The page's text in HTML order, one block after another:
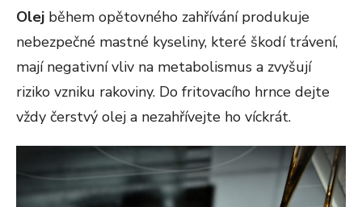
Olej během opětovného zahřívání produkuje
nebezpečné mastné kyseliny, které škodí trávení,
mají negativní vliv na metabolismus a zvyšují
riziko vzniku rakoviny. Do fritovacího hrnce dejte
vždy čerstvý olej a nezahřívejte ho víckrát.